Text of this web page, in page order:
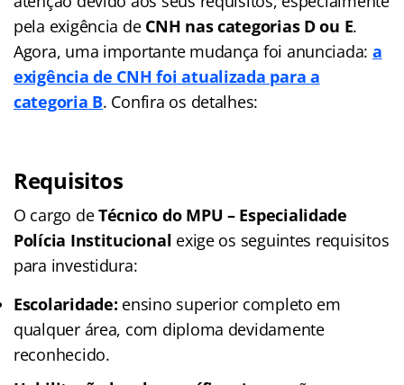
pela exigência de CNH nas categorias D ou E.
Agora, uma importante mudança foi anunciada: a
exigência de CNH foi atualizada para a
categoria B. Confira os detalhes:
Requisitos
O cargo deTécnico do MPU – Especialidade
Polícia Institucional exige os seguintes requisitos
para investidura:
Escolaridade: ensino superior completo em
qualquer área, com diploma devidamente
reconhecido.